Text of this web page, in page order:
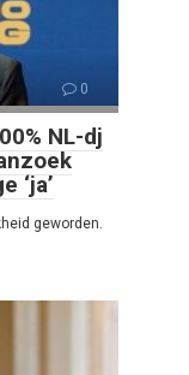
0
NL-dj
‘ja’
geworden.